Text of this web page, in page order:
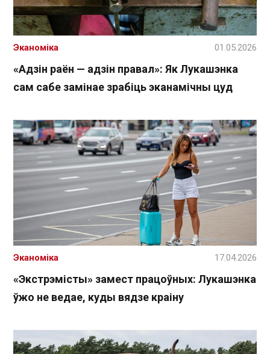
«Адзін раён — адзін правал»: Як Лукашэнка
сам сабе замінае зрабіць эканамічны цуд
Эканоміка 01.05.2026
«Экстрэмісты» замест працоўных: Лукашэнка
ўжо не ведае, куды вядзе краіну
Эканоміка 17.04.2026